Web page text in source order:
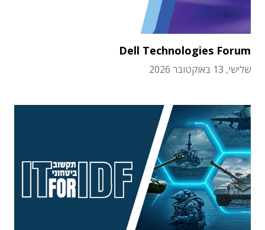
Dell Technologies Forum
שלישי, 13 באוקטובר 2026